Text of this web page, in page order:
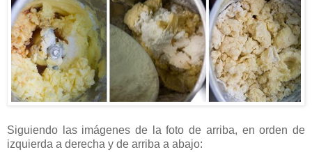
Siguiendo las imágenes de la foto de arriba, en orden de
izquierda a derecha y de arriba a abajo: